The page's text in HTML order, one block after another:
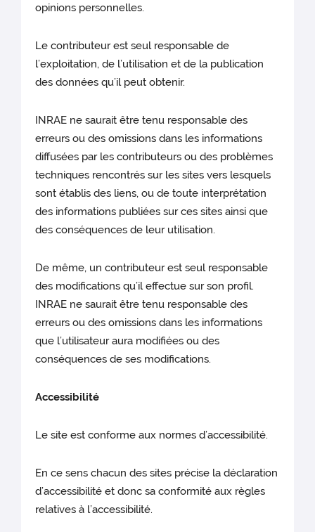
opinions personnelles.
Le contributeur est seul responsable de
l’exploitation, de l’utilisation et de la publication
des données qu’il peut obtenir.
INRAE ne saurait être tenu responsable des
erreurs ou des omissions dans les informations
diffusées par les contributeurs ou des problèmes
techniques rencontrés sur les sites vers lesquels
sont établis des liens, ou de toute interprétation
des informations publiées sur ces sites ainsi que
des conséquences de leur utilisation.
De même, un contributeur est seul responsable
des modifications qu’il effectue sur son profil.
INRAE ne saurait être tenu responsable des
erreurs ou des omissions dans les informations
que l’utilisateur aura modifiées ou des
conséquences de ses modifications.
Accessibilité
Le site est conforme aux normes d’accessibilité.
En ce sens chacun des sites précise la déclaration
d’accessibilité et donc sa conformité aux règles
relatives à l’accessibilité.